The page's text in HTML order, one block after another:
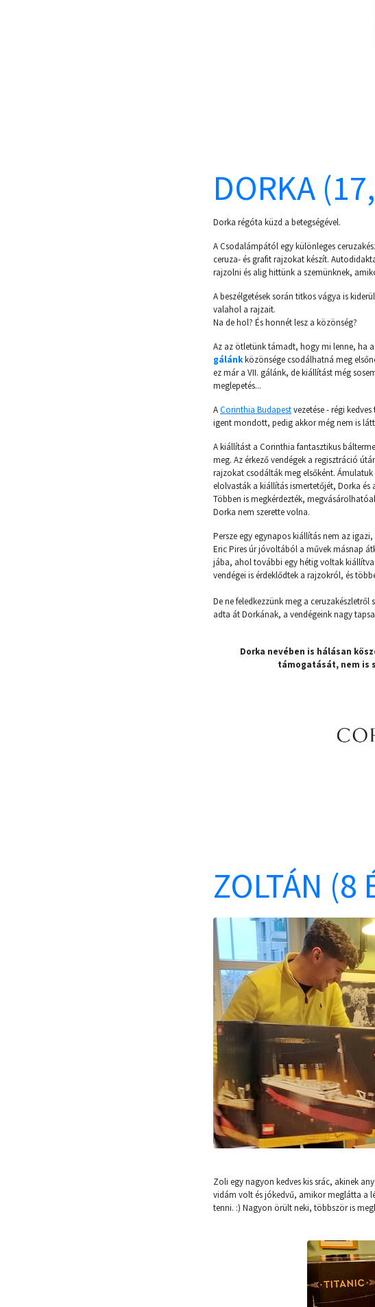
DORKA
Dorka régóta küzd a betegségével.
A Csodalámpától egy különleges
ceruza- és grafit rajzokat készít.
rajzolni és alig hittünk a szemünknek,
A beszélgetések során titkos vágya is
valahol a rajzait.
Na de hol? És honnét lesz a közönség?
Az az ötletünk támadt, hogy mi lenne, ha
gálánkközönsége csodálhatná meg
ez már a VII. gálánk, de kiállítást még
meglepetés...
ACorinthia Budapestvezetése - régi
igent mondott, pedig akkor még nem is
A kiállítást a Corinthia fantasztikus
meg. Az érkező vendégek a regisztráció
rajzokat csodálták meg elsőként.
elolvasták a kiállítás ismertetőjét, Dorka és
Többen is megkérdezték,
Dorka nem szerette volna.
Persze egy egynapos kiállítás nem az
Eric Pires úr jóvoltából a művek másnap
jába, ahol további egy hétig voltak
vendégei is érdeklődtek a rajzokról, és
De ne feledkezzünk meg a
adta át Dorkának, a vendégeink nagy
Dorka nevében is hálásan
támogatását, nem is
ZOLTÁN (8
Zoli egy nagyon kedves kis srác, akinek
vidám volt és jókedvű, amikor meglátta a
tenni. :) Nagyon örült neki, többször is